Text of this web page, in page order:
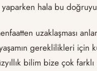
yaparken hala bu
uzaklaşması
gereklilikleri için
bilim bize çok